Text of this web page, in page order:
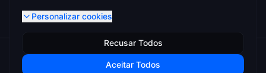
© 2026 Miguel Monteiro - Sistemas de Segurança. Todos os
direitos reservados.
Personalizar cookies
Recusar Todos
Aceitar Todos